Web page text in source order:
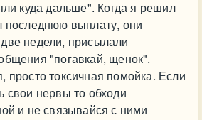
куда дальше". Когда я решил
последнюю выплату, они
недели, присылали
"погавкай, щенок".
просто токсичная помойка. Если
свои нервы то обходи
и не связывайся с ними